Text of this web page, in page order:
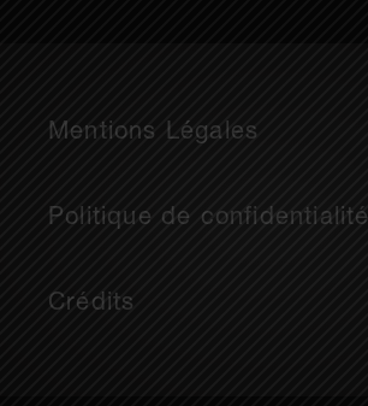
Mentions Légales
Politique de confidentialité
Crédits